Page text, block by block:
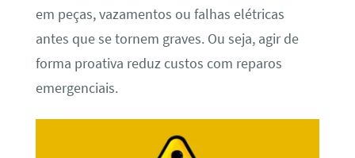
em peças, vazamentos ou falhas elétricas
antes que se tornem graves. Ou seja, agir de
forma proativa reduz custos com reparos
emergenciais.